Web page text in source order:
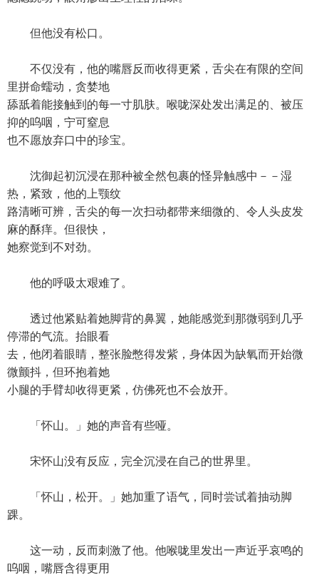
但他没有松口。
不仅没有，他的嘴唇反而收得更紧，舌尖在有限的空间
里拼命蠕动，贪婪地
舔舐着能接触到的每一寸肌肤。喉咙深处发出满足的、被压
抑的呜咽，宁可窒息
也不愿放弃口中的珍宝。
沈御起初沉浸在那种被全然包裹的怪异触感中－－湿
热，紧致，他的上颚纹
路清晰可辨，舌尖的每一次扫动都带来细微的、令人头皮发
麻的酥痒。但很快，
她察觉到不对劲。
他的呼吸太艰难了。
透过他紧贴着她脚背的鼻翼，她能感觉到那微弱到几乎
停滞的气流。抬眼看
去，他闭着眼睛，整张脸憋得发紫，身体因为缺氧而开始微
微颤抖，但环抱着她
小腿的手臂却收得更紧，仿佛死也不会放开。
「怀山。」她的声音有些哑。
宋怀山没有反应，完全沉浸在自己的世界里。
「怀山，松开。」她加重了语气，同时尝试着抽动脚
踝。
这一动，反而刺激了他。他喉咙里发出一声近乎哀鸣的
呜咽，嘴唇含得更用